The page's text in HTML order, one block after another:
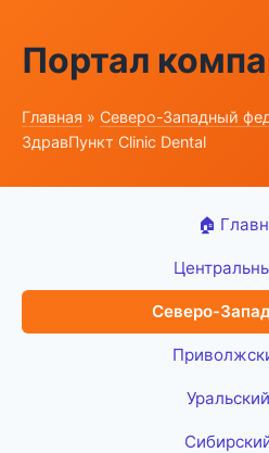
Портал
Главная » Северо-Западный
ЗдравПункт Clinic Dental
🏠
Северо-